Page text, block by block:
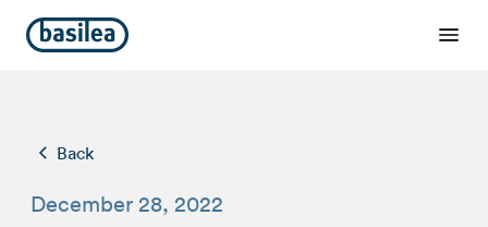
Back
December 28, 2022